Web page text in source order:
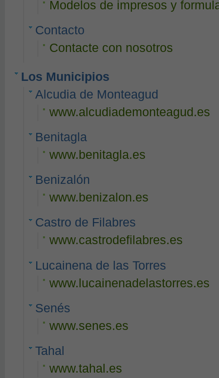
Modelos de impresos y
Contacto
Contacte con nosotros
Los Municipios
Alcudia de Monteagud
www.alcudiademonteagud.es
Benitagla
www.benitagla.es
Benizalón
www.benizalon.es
Castro de Filabres
www.castrodefilabres.es
Lucainena de las Torres
www.lucainenadelastorres.es
Senés
www.senes.es
Tahal
www.tahal.es